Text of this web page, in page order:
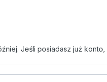
Jeśli posiadasz już konto,